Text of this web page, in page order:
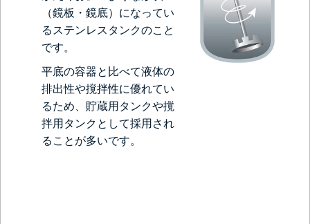
（鏡板・鏡底）になってい
るステンレスタンクのこと
です。
平底の容器と比べて液体の
排出性や撹拌性に優れてい
るため、貯蔵用タンクや撹
拌用タンクとして採用され
ることが多いです。